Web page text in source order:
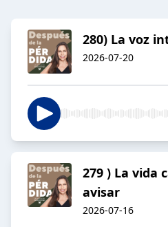
280) La voz
2026-07-20
279 ) La vida
avisar
2026-07-16